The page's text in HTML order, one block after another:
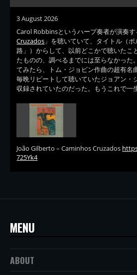
3 August 2026
Carol Robbinsというハープ奏者が演奏
Cruzados 」を聴いていて、タイトル（
路」）からして、以前どこかで聴いたこ
たものの、調べるまでには至らなかった
てみたら、トム・ジョビン作曲の超有名
毎晩リピートして聴いていたジョアン・
収録されていたのだった。もうこれで一
João Gilberto – Caminhos Cruzados
725Yk4
MENU
ABOUT